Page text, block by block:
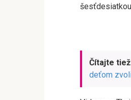
Čítajte
deťom